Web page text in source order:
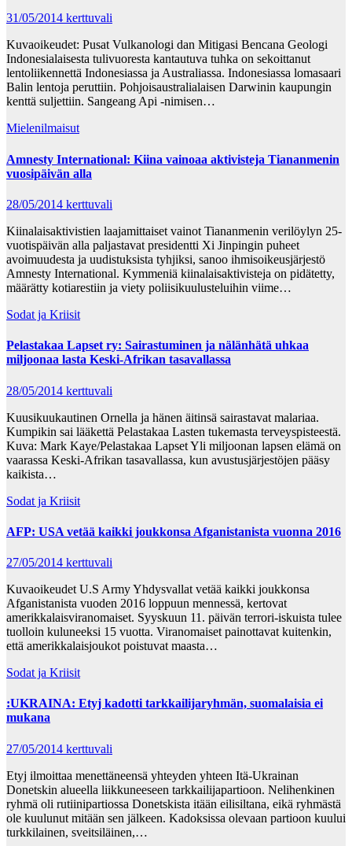
31/05/2014 kerttuvali
Kuvaoikeudet: Pusat Vulkanologi dan Mitigasi Bencana Geologi
Indonesialaisesta tulivuoresta kantautuva tuhka on sekoittanut
lentoliikennettä Indonesiassa ja Australiassa. Indonesiassa lomasaari
Balin lentoja peruttiin. Pohjoisaustralialaisen Darwinin kaupungin
kenttä suljettiin. Sangeang Api -nimisen…
Mielenilmaisut
Amnesty International: Kiina vainoaa aktivisteja Tiananmenin
vuosipäivän alla
28/05/2014 kerttuvali
Kiinalaisaktivistien laajamittaiset vainot Tiananmenin verilöylyn 25-
vuotispäivän alla paljastavat presidentti Xi Jinpingin puheet
avoimuudesta ja uudistuksista tyhjiksi, sanoo ihmisoikeusjärjestö
Amnesty International. Kymmeniä kiinalaisaktivisteja on pidätetty,
määrätty kotiarestiin ja viety poliisikuulusteluihin viime…
Sodat ja Kriisit
Pelastakaa Lapset ry: Sairastuminen ja nälänhätä uhkaa
miljoonaa lasta Keski-Afrikan tasavallassa
28/05/2014 kerttuvali
Kuusikuukautinen Ornella ja hänen äitinsä sairastavat malariaa.
Kumpikin sai lääkettä Pelastakaa Lasten tukemasta terveyspisteestä.
Kuva: Mark Kaye/Pelastakaa Lapset Yli miljoonan lapsen elämä on
vaarassa Keski-Afrikan tasavallassa, kun avustusjärjestöjen pääsy
kaikista…
Sodat ja Kriisit
AFP: USA vetää kaikki joukkonsa Afganistanista vuonna 2016
27/05/2014 kerttuvali
Kuvaoikeudet U.S Army Yhdysvallat vetää kaikki joukkonsa
Afganistanista vuoden 2016 loppuun mennessä, kertovat
amerikkalaisviranomaiset. Syyskuun 11. päivän terrori-iskuista tulee
tuolloin kuluneeksi 15 vuotta. Viranomaiset painottavat kuitenkin,
että amerikkalaisjoukot poistuvat maasta…
Sodat ja Kriisit
:UKRAINA: Etyj kadotti tarkkailijaryhmän, suomalaisia ei
mukana
27/05/2014 kerttuvali
Etyj ilmoittaa menettäneensä yhteyden yhteen Itä-Ukrainan
Donetskin alueella liikkuneeseen tarkkailijapartioon. Nelihenkinen
ryhmä oli rutiinipartiossa Donetskista itään eilisiltana, eikä ryhmästä
ole kuulunut mitään sen jälkeen. Kadoksissa olevaan partioon kuului
turkkilainen, sveitsiläinen,…